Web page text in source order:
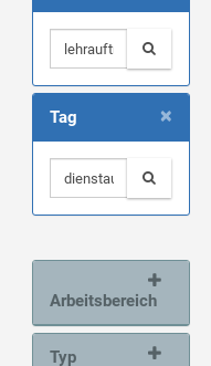
×
Tag
Arbeitsbereich
Typ